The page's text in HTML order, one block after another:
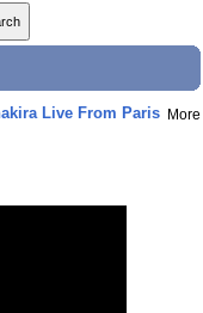
Live From Paris More